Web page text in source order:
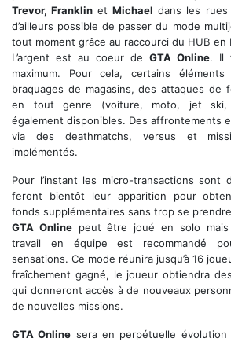
Trevor, Franklin etMichael dans les
d’ailleurs possible de passer du mode
tout moment grâce au raccourci du HUB en
L’argent est au coeur de GTA Online. Il
maximum. Pour cela, certains
braquages de magasins, des attaques de
en tout genre (voiture, moto, jet ski,
également disponibles. Des affrontements
via des deathmatchs, versus et
implémentés.
Pour l’instant les micro-transactions sont
feront bientôt leur apparition pour
fonds supplémentaires sans trop se
GTA Onlinepeut être joué en solo mais
travail en équipe est recommandé
sensations. Ce mode réunira jusqu’à 16
fraîchement gagné, le joueur obtiendra
qui donneront accès à de nouveaux
de nouvelles missions.
GTA Online sera en perpétuelle